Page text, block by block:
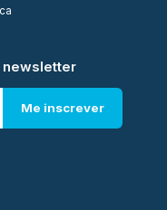
newsletter
Me inscrever